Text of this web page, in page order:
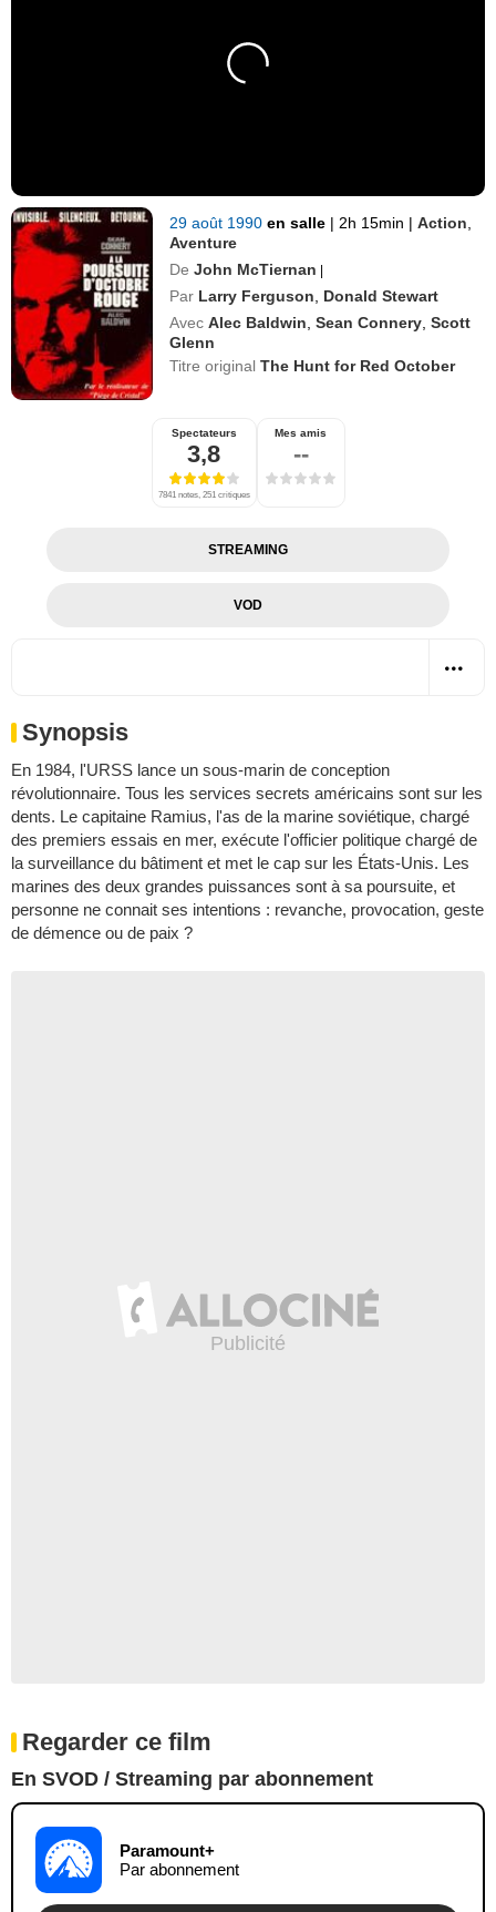
29 août 1990en salle | 2h 15min | Action
Aventure
De John McTiernan |
Par Larry Ferguson
Donald Stewart
Avec Alec Baldwin ,Sean Connery ,Scott
Glenn
Titre originalThe Hunt for Red October
Spectateurs
3,8
7841 notes, 251 critiques
Mes amis
--
STREAMING
VOD
Synopsis
En 1984, l'URSS lance un sous-marin de conception
révolutionnaire. Tous les services secrets américains sont sur les
dents. Le capitaine Ramius, l'as de la marine soviétique, chargé
des premiers essais en mer, exécute l'officier politique chargé de
la surveillance du bâtiment et met le cap sur les États-Unis. Les
marines des deux grandes puissances sont à sa poursuite, et
personne ne connait ses intentions : revanche, provocation, geste
de démence ou de paix ?
Regarder ce film
En SVOD / Streaming par abonnement
Paramount+
Par abonnement